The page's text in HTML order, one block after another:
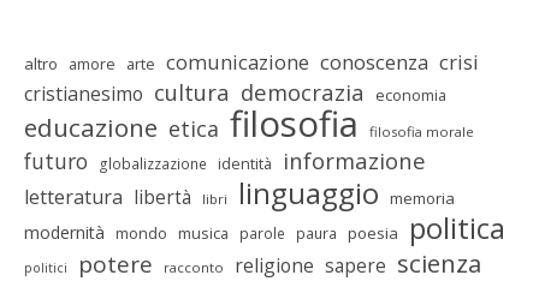
altro amore arte comunicazione conoscenza crisi
cristianesimo cultura democrazia economia
educazione etica filosofia filosofia morale
futuro globalizzazione identità informazione
letteratura libertà libri linguaggio memoria
modernità mondo musica parole paura poesia politica
politici potere racconto religione sapere scienza